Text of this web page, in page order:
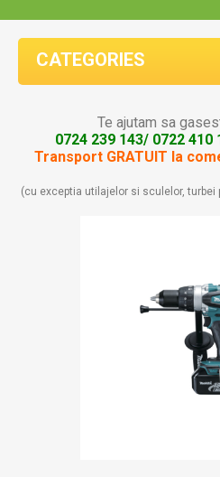
CATEGORIES
Te ajutam sa
0724 239 143/ 0722 410
Transport GRATUIT la
(cu exceptia utilajelor si sculelor,